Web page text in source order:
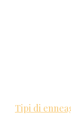
Tipi di